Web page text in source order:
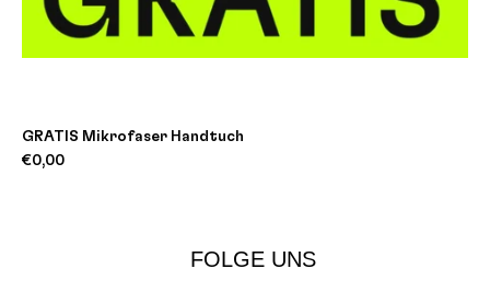
GRATIS Mikrofaser Handtuch
€0,00
FOLGE UNS